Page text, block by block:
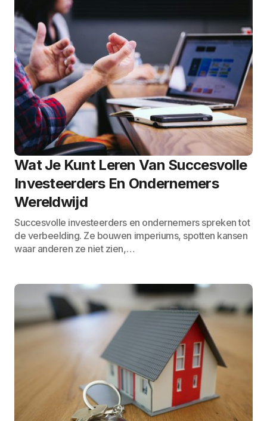
Wat Je Kunt Leren Van Succesvolle
Investeerders En Ondernemers
Wereldwijd
Succesvolle investeerders en ondernemers spreken tot
de verbeelding. Ze bouwen imperiums, spotten kansen
waar anderen ze niet zien,…